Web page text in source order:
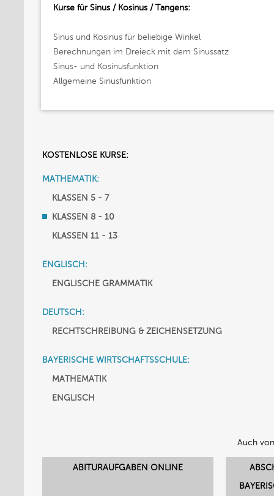
Kurse für Sinus / Kosinus / Tangens:
Sinus und Kosinus für beliebige Winkel
Berechnungen im Dreieck mit dem Sinussatz
Sinus- und Kosinusfunktion
Allgemeine Sinusfunktion
KOSTENLOSE KURSE:
MATHEMATIK:
KLASSEN 5 - 7
KLASSEN 8 - 10
KLASSEN 11 - 13
ENGLISCH:
ENGLISCHE GRAMMATIK
DEUTSCH:
RECHTSCHREIBUNG & ZEICHENSETZUNG
BAYERISCHE WIRTSCHAFTSSCHULE:
MATHEMATIK
ENGLISCH
Auch
ABITURAUFGABEN ONLINE